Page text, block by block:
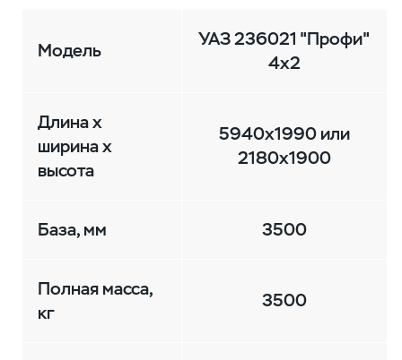
Модель
УАЗ 236021 "Профи"
4х2
Длина х
ширина х
высота
5940х1990 или
2180х1900
База, мм 3500
Полная масса,
кг
3500